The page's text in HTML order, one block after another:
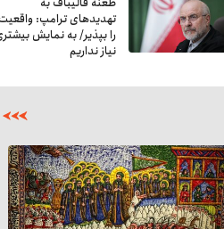
تهدیدهای ترامپ: واقعیت
را بپذیر/ به نمایش
نیاز نداریم